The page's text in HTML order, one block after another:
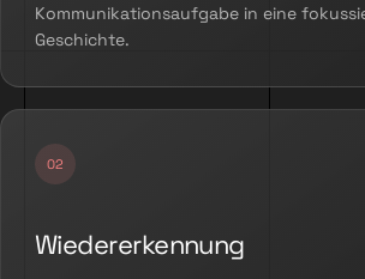
Kommunikationsaufgabe in eine
Geschichte.
Wiedererkennung